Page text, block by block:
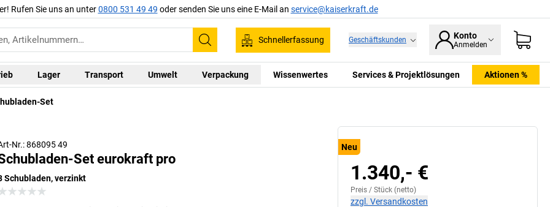
Rufen Sie uns an unter0800 531 49 49 oder senden Sie uns eine E-Mail an service@kaiserkraft.de
Suchen
Schnellerfassung Geschäftskunden Konto
Anmelden
Lager Transport Umwelt Verpackung Wissenwertes Services & Projektlösungen Aktionen %
Set
Nr.: 868095 49
Set eurokraft pro
Schubladen, verzinkt
Neu
1.340,- €
Preis / Stück (netto)
zzgl. Versandkosten